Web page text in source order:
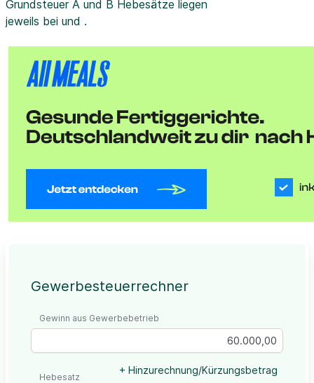
Grundsteuer A und B Hebesätze liegen
jeweils bei und .
Gewerbesteuerrechner
Gewinn aus Gewerbebetrieb
+ Hinzurechnung/Kürzungsbetrag
Hebesatz